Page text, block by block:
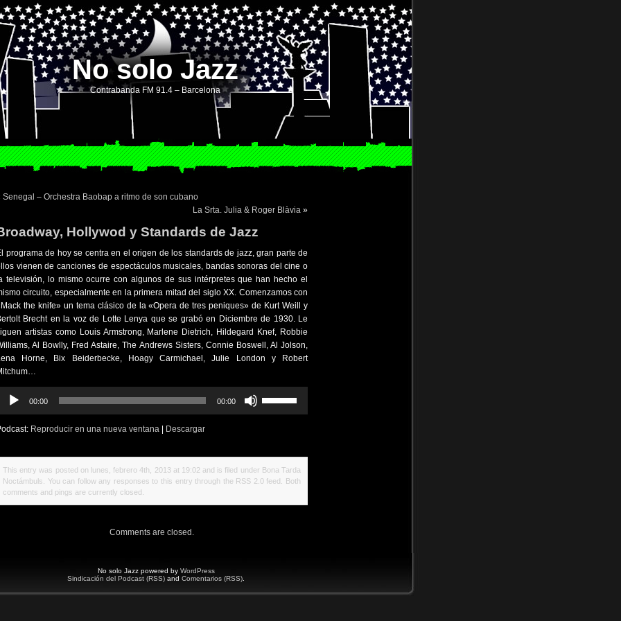
No solo Jazz
Contrabanda FM 91.4 – Barcelona
Senegal – Orchestra Baobap a ritmo de son cubano
La Srta. Julia & Roger Blàvia »
Hollywod y Standards de Jazz
programa de hoy se centra en el origen de los standards de jazz, gran parte de
vienen de canciones de espectáculos musicales, bandas sonoras del cine o
televisión, lo mismo ocurre con algunos de sus intérpretes que han hecho el
circuito, especialmente en la primera mitad del siglo XX. Comenzamos con
the knife» un tema clásico de la «Opera de tres peniques» de Kurt Weill y
Brecht en la voz de Lotte Lenya que se grabó en Diciembre de 1930. Le
artistas como Louis Armstrong, Marlene Dietrich, Hildegard Knef, Robbie
Al Bowlly, Fred Astaire, The Andrews Sisters, Connie Boswell, Al Jolson,
Horne, Bix Beiderbecke, Hoagy Carmichael, Julie London y Robert
Reproductor
00:00 00:00
las
arriba/abajo
para
aumentar
Reproducir en una nueva ventana Descargar
This entry was posted on lunes, febrero 4th, 2013 at 19:02 and is filed under Bona Tarda
Noctámbuls . You can follow any responses to this entry through the RSS 2.0feed. Both
comments and pings are currently closed.
Comments are closed.
No solo Jazz powered by WordPress
Sindicación del Podcast (RSS) and Comentarios (RSS)